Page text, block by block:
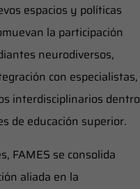
espacios y políticas
la participación
neurodiversos,
con especialistas,
interdisciplinarios dentro
de educación superior.
FAMES se consolida
aliada en la